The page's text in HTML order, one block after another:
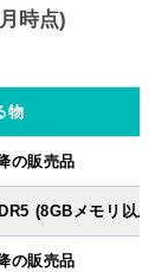
時点)
物
の販売品
(8GBメモリ以上)
の販売品